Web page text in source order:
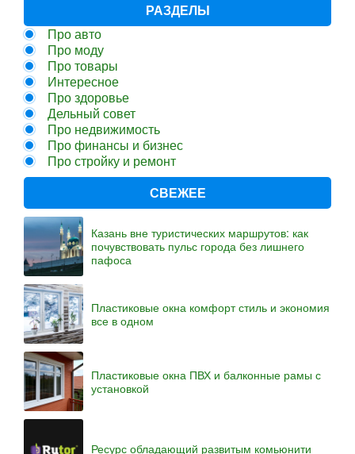
РАЗДЕЛЫ
Про авто
Про моду
Про товары
Интересное
Про здоровье
Дельный совет
Про недвижимость
Про финансы и бизнес
Про стройку и ремонт
СВЕЖЕЕ
Казань вне туристических маршрутов: как
почувствовать пульс города без лишнего
пафоса
Пластиковые окна комфорт стиль и экономия
все в одном
Пластиковые окна ПВХ и балконные рамы с
установкой
Ресурс обладающий развитым комьюнити